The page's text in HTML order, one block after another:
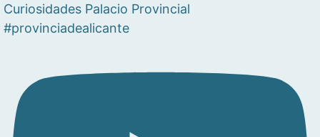
Curiosidades Palacio Provincial
#provinciadealicante